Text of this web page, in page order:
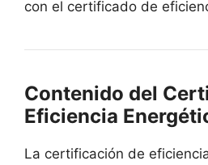
con el certificado de
Contenido del
Eficiencia
La certificación de